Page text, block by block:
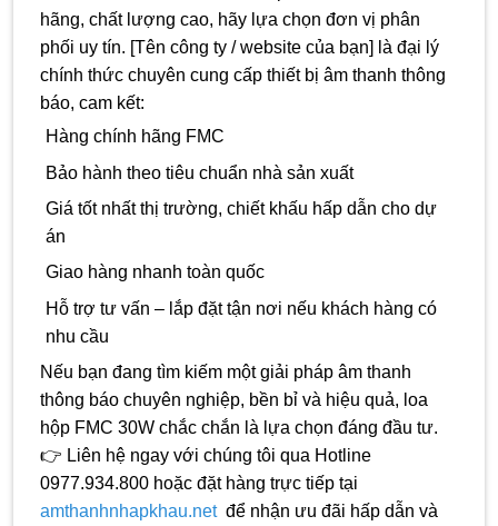
hãng, chất lượng cao, hãy lựa chọn đơn vị phân
phối uy tín. [Tên công ty / website của bạn] là đại lý
chính thức chuyên cung cấp thiết bị âm thanh thông
báo, cam kết:
Hàng chính hãng FMC
Bảo hành theo tiêu chuẩn nhà sản xuất
Giá tốt nhất thị trường, chiết khấu hấp dẫn cho dự
án
Giao hàng nhanh toàn quốc
Hỗ trợ tư vấn – lắp đặt tận nơi nếu khách hàng có
nhu cầu
Nếu bạn đang tìm kiếm một giải pháp âm thanh
thông báo chuyên nghiệp, bền bỉ và hiệu quả, loa
hộp FMC 30W chắc chắn là lựa chọn đáng đầu tư.
👉 Liên hệ ngay với chúng tôi qua Hotline
0977.934.800 hoặc đặt hàng trực tiếp tại
amthanhnhapkhau.netđể nhận ưu đãi hấp dẫn và